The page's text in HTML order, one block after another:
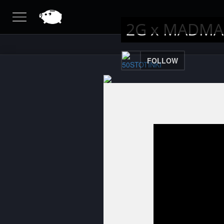
2G x
FOLLOW